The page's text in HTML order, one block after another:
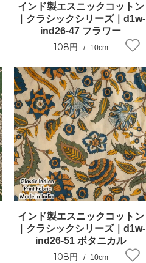
インド製エスニックコットン
｜クラシックシリーズ｜d1w-
ind26-47 フラワー
108円 10cm
インド製エスニックコットン
｜クラシックシリーズ｜d1w-
ind26-51 ボタニカル
108円 10cm